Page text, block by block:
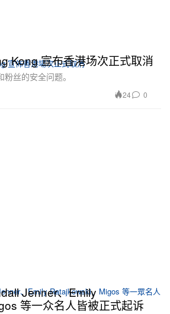
Kong 宣布香港场次正式取消
丝的安全问题。
24 0
Jenner、Emily
等一众名人皆被正式起诉